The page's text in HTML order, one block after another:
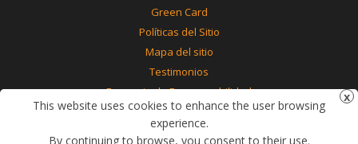
Green Card
Políticas del Sitio
Mapa del sitio
Testimonios
Renuncia de Responsabilidad
Contáctenos
This website uses cookies to enhance the user browsing
experience.
By continuing to browse, you consent to their use.